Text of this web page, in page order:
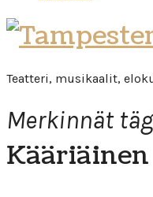
Tampester
Teatro
Teatteri, musikaalit,
Merkinnät
Kääriäinen